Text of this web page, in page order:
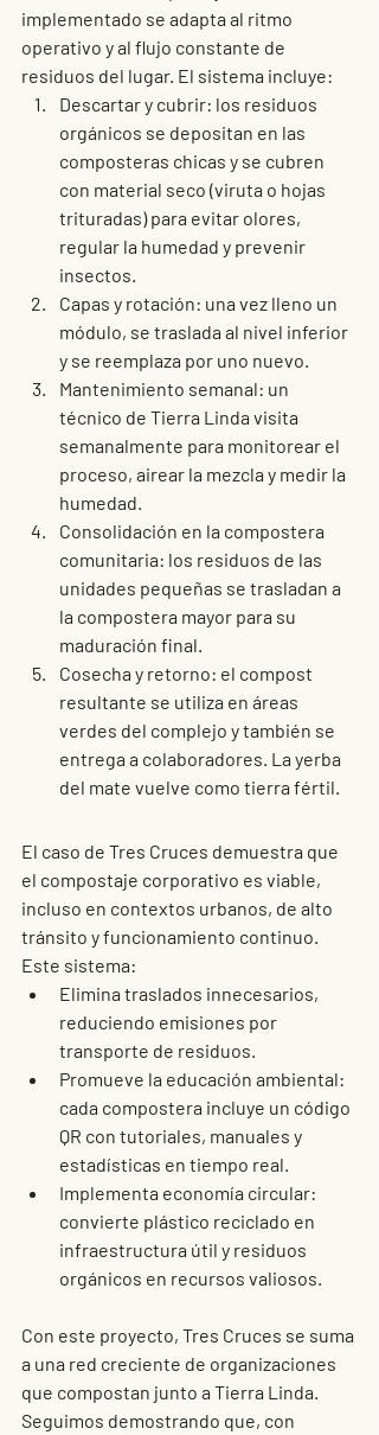
implementado se adapta al ritmo
operativo y al flujo constante de
residuos del lugar. El sistema incluye:
Descartar y cubrir: los residuos
orgánicos se depositan en las
composteras chicas y se cubren
con material seco (viruta o hojas
trituradas) para evitar olores,
regular la humedad y prevenir
insectos.
Capas y rotación: una vez lleno un
módulo, se traslada al nivel inferior
y se reemplaza por uno nuevo.
Mantenimiento semanal: un
técnico de Tierra Linda visita
semanalmente para monitorear el
proceso, airear la mezcla y medir la
humedad.
Consolidación en la compostera
comunitaria: los residuos de las
unidades pequeñas se trasladan a
la compostera mayor para su
maduración final.
Cosecha y retorno: el compost
resultante se utiliza en áreas
verdes del complejo y también se
entrega a colaboradores. La yerba
del mate vuelve como tierra fértil.
El caso de Tres Cruces demuestra que
el compostaje corporativo es viable,
incluso en contextos urbanos, de alto
tránsito y funcionamiento continuo.
Este sistema:
Elimina traslados innecesarios,
reduciendo emisiones por
transporte de residuos.
Promueve la educación ambiental:
cada compostera incluye un código
QR con tutoriales, manuales y
estadísticas en tiempo real.
Implementa economía circular:
convierte plástico reciclado en
infraestructura útil y residuos
orgánicos en recursos valiosos.
Con este proyecto, Tres Cruces se suma
a una red creciente de organizaciones
que compostan junto a Tierra Linda.
Seguimos demostrando que, con